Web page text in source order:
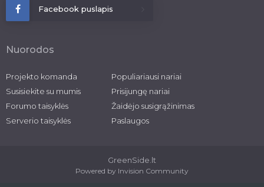
Facebook puslapis
Nuorodos
Projekto komanda
Susisiekite su mumis
Forumo taisyklės
Serverio taisyklės
Populiariausi nariai
Prisijungę nariai
Žaidėjo susigrąžinimas
Paslaugos
GreenSide.lt
Powered by Invision Community